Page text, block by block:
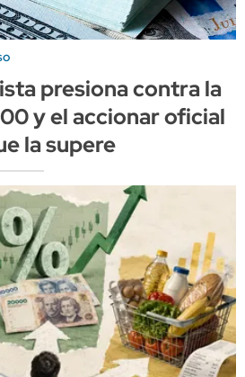
presiona contra la
y el accionar oficial
la supere